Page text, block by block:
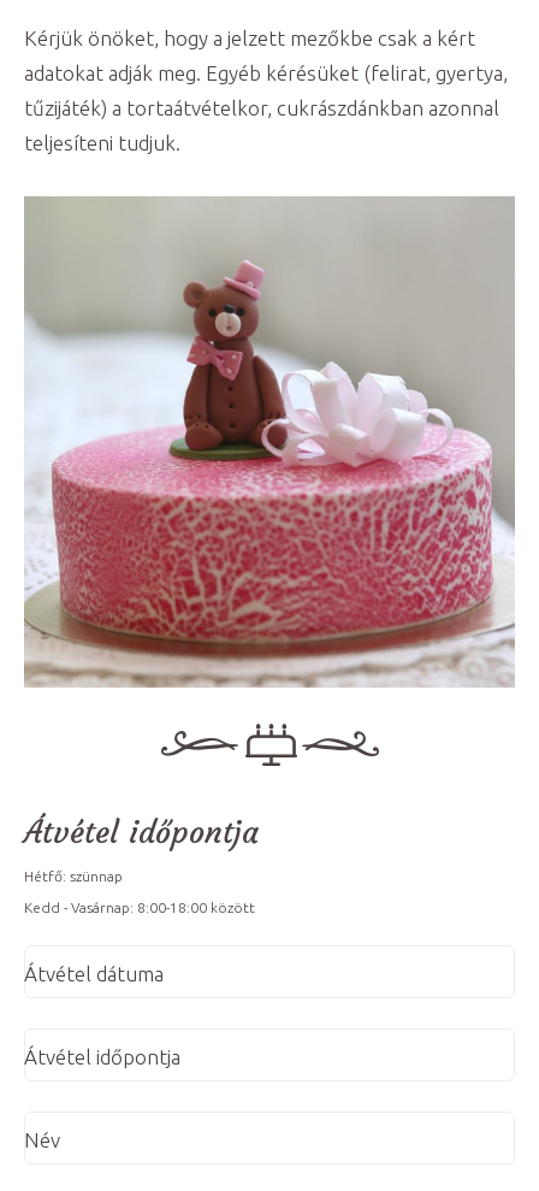
Kérjük önöket, hogy a jelzett mezőkbe csak a kért
adatokat adják meg. Egyéb kérésüket (felirat, gyertya,
tűzijáték) a tortaátvételkor, cukrászdánkban azonnal
teljesíteni tudjuk.
Átvétel időpontja
Hétfő: szünnap
Kedd - Vasárnap: 8:00-18:00 között
Átvétel dátuma
Átvétel időpontja
Név